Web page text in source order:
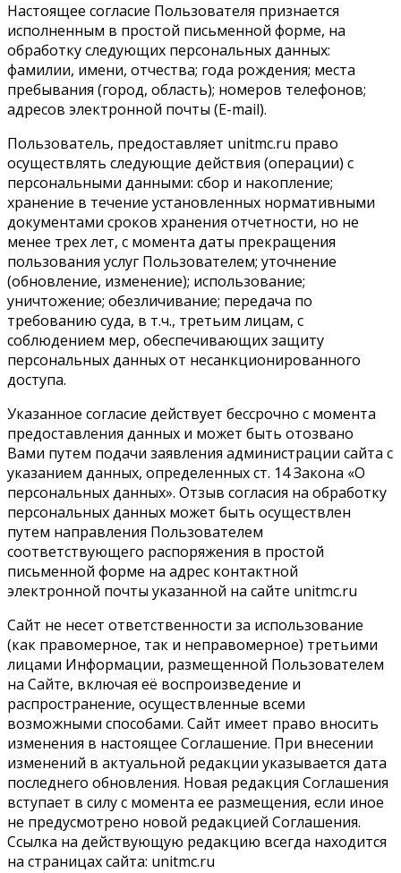
Настоящее согласие Пользователя признается
исполненным в простой письменной форме, на
обработку следующих персональных данных:
фамилии, имени, отчества; года рождения; места
пребывания (город, область); номеров телефонов;
адресов электронной почты (E-mail).
Пользователь, предоставляет unitmc.ru право
осуществлять следующие действия (операции) с
персональными данными: сбор и накопление;
хранение в течение установленных нормативными
документами сроков хранения отчетности, но не
менее трех лет, с момента даты прекращения
пользования услуг Пользователем; уточнение
(обновление, изменение); использование;
уничтожение; обезличивание; передача по
требованию суда, в т.ч., третьим лицам, с
соблюдением мер, обеспечивающих защиту
персональных данных от несанкционированного
доступа.
Указанное согласие действует бессрочно с момента
предоставления данных и может быть отозвано
Вами путем подачи заявления администрации сайта с
указанием данных, определенных ст. 14 Закона «О
персональных данных». Отзыв согласия на обработку
персональных данных может быть осуществлен
путем направления Пользователем
соответствующего распоряжения в простой
письменной форме на адрес контактной
электронной почты указанной на сайте unitmc.ru
Сайт не несет ответственности за использование
(как правомерное, так и неправомерное) третьими
лицами Информации, размещенной Пользователем
на Сайте, включая её воспроизведение и
распространение, осуществленные всеми
возможными способами. Сайт имеет право вносить
изменения в настоящее Соглашение. При внесении
изменений в актуальной редакции указывается дата
последнего обновления. Новая редакция Соглашения
вступает в силу с момента ее размещения, если иное
не предусмотрено новой редакцией Соглашения.
Ссылка на действующую редакцию всегда находится
на страницах сайта: unitmc.ru